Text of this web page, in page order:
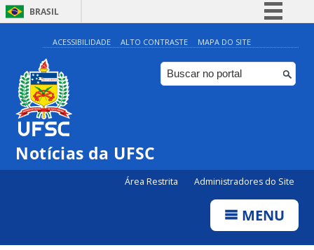
BRASIL
Simplifique!
Comunica BR
Participe
ACESSIBILIDADE ALTO CONTRASTE MAPA DO SITE
Notícias da UFSC
Área Restrita Administradores do Site
MENU